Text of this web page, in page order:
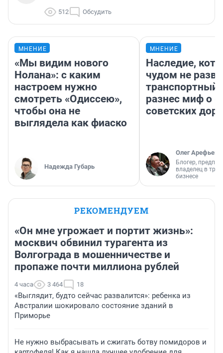
512 Обсудить
МНЕНИЕ
«Мы видим нового
Нолана»: с каким
настроем нужно
смотреть «Одиссею»,
чтобы она не
выглядела как фиаско
Надежда Губарь
МНЕНИЕ
Наследие,
чудом не
транспортный
разнес миф о
советских
Олег Арефьев
Блогер,
владелец в
бизнесе
РЕКОМЕНДУЕМ
«Он мне угрожает и портит жизнь»:
москвич обвинил турагента из
Волгограда в мошенничестве и
пропаже почти миллиона рублей
4 часа 3 464 18
«Выглядит, будто сейчас развалится»: ребенка из
Австралии шокировало состояние зданий в
Приморье
Не нужно выбрасывать и сжигать ботву помидоров и